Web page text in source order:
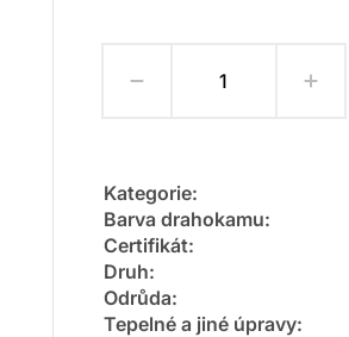
Kategorie:
Barva drahokamu:
Certifikát:
Druh:
Odrůda:
Tepelné a jiné úpravy: